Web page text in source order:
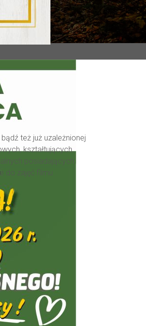
też już uzależnionej
kształtujących
posiadających
do zajęć filmu